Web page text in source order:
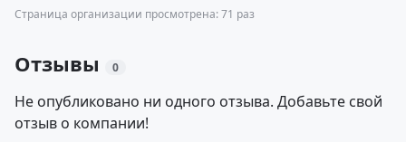
Страница организации просмотрена: 71 раз
Отзывы 0
Не опубликовано ни одного отзыва. Добавьте свой
отзыв о компании!